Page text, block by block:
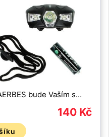
bude Vaším s…
140 Kč